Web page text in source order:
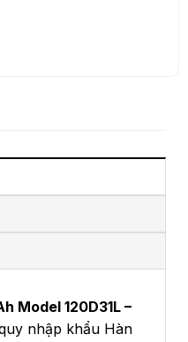
Model 120D31L –
nhập khẩu Hàn